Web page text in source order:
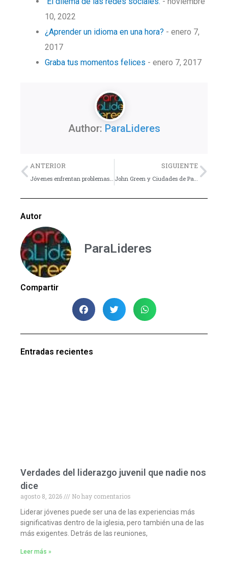
10, 2022
¿Aprender un idioma en una hora? - enero 7,
2017
Graba tus momentos felices - enero 7, 2017
Author: ParaLideres
Previo
ANTERIOR
Jóvenes enfrentan problemas de sueño por uso de dispositivos
SIGUIENTE
John Green y Ciudades de Papel
Autor
ParaLideres
Compartir
Entradas recientes
Verdades del liderazgo juvenil que nadie nos
dice
agosto 8, 2026
No hay comentarios
Liderar jóvenes puede ser una de las experiencias más
significativas dentro de la iglesia, pero también una de las
más exigentes. Detrás de las reuniones,
Leer más »